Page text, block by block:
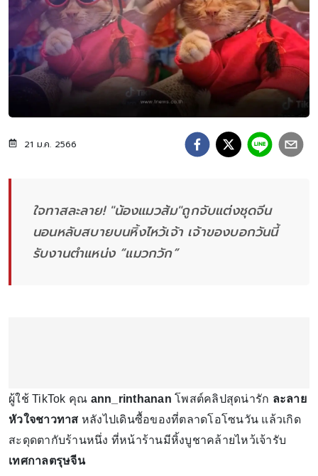
21 ม.ค. 2566
ใจทาสละลาย! "น้องแมวส้ม"ถูกจับแต่งชุดจีน
นอนหลับสบายบนหิ้งไหว้เจ้า เจ้าของบอกวันนี้
รับงานตำแหน่ง “แมวกวัก”
ผู้ใช้ TikTok คุณ ann_rinthanan โพสต์คลิปสุดน่ารัก ละลาย
หัวใจชาวทาส หลังไปเดินซื้อของที่ตลาดโอโซนวัน แล้วเกิด
สะดุดตากับร้านหนึ่ง ที่หน้าร้านมีหิ้งบูชาคล้ายไหว้เจ้ารับ
เทศกาลตรุษจีน